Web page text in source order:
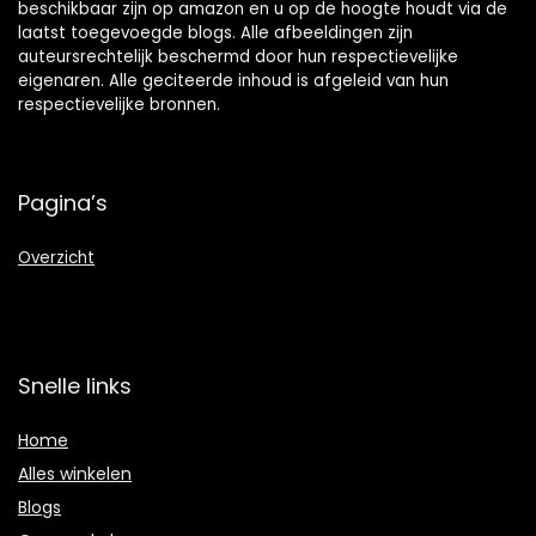
beschikbaar zijn op amazon en u op de hoogte houdt via de
laatst toegevoegde blogs. Alle afbeeldingen zijn
auteursrechtelijk beschermd door hun respectievelijke
eigenaren. Alle geciteerde inhoud is afgeleid van hun
respectievelijke bronnen.
Pagina’s
Overzicht
Snelle links
Home
Alles winkelen
Blogs